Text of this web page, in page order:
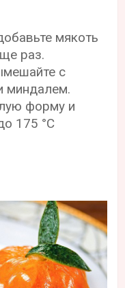
мякоть
раз.
с
миндалем.
форму и
175 °С